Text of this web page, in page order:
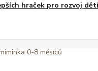
hraček pro rozvoj